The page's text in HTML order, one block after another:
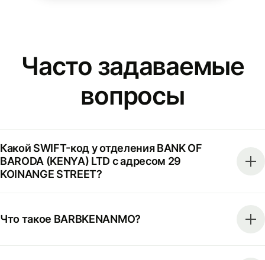
Часто задаваемые
вопросы
Какой SWIFT-код у отделения BANK OF
BARODA (KENYA) LTD с адресом 29
KOINANGE STREET?
Что такое BARBKENANMO?